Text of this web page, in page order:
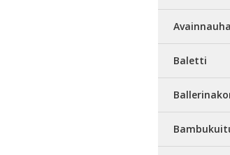
Baletti